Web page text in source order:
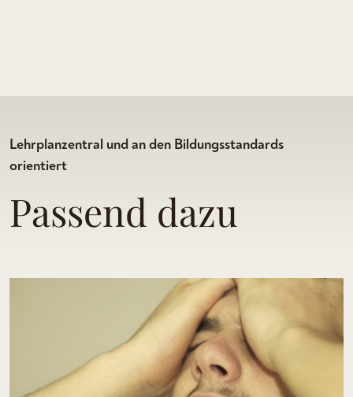
Lehrplanzentral und an den Bildungsstandards
orientiert
Passend dazu